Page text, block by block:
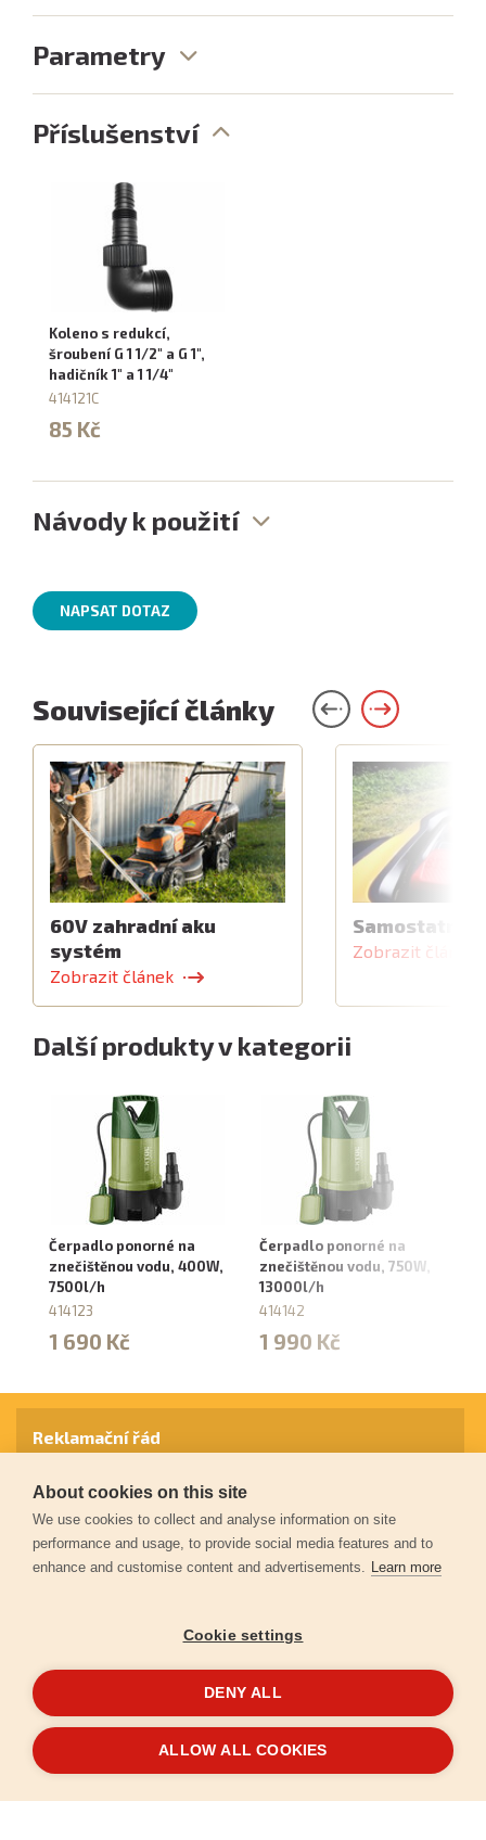
Parametry
Příslušenství
Koleno s redukcí,
šroubení G 1 1/2" a G 1",
hadičník 1" a 1 1/4"
414121C
85 Kč
Návody k použití
NAPSAT DOTAZ
Související články
60V zahradní aku
systém
Zobrazit článek
Samostatný
Zobrazit článek
Další produkty v kategorii
Čerpadlo ponorné na
znečištěnou vodu, 400W,
7500l/h
414123
1 690 Kč
Čerpadlo ponorné na
znečištěnou vodu, 750W,
13000l/h
414142
1 990 Kč
© 2026Extol.cz- Všechna práva vyhrazena
Reklamační řád
Záruční podmínky
Ochrana osobních údajů
VytvořiloFEO
About cookies on this site
We use cookies to collect and analyse information on site
performance and usage, to provide social media features and to
enhance and customise content and advertisements. Learn more
Cookie settings
DENY ALL
ALLOW ALL COOKIES